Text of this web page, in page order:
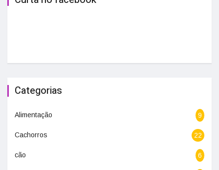
Categorias
Alimentação 9
Cachorros 22
cão 6